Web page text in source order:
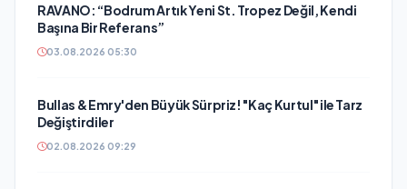
RAVANO: “Bodrum Artık Yeni St. Tropez Değil, Kendi
Başına Bir Referans”
03.08.2026 05:30
Bullas & Emry'den Büyük Sürpriz! "Kaç Kurtul" ile Tarz
Değiştirdiler
02.08.2026 09:29